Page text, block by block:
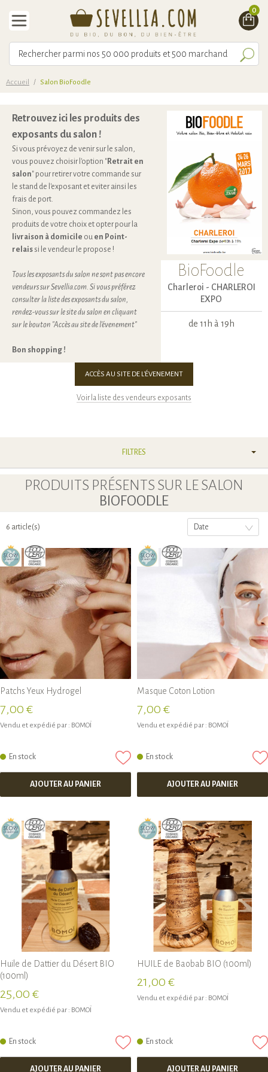
0
Accueil / Salon BioFoodle
Retrouvez ici les produits des
exposants du salon !
Si vous prévoyez de venir sur le salon,
vous pouvez choisir l'option "Retrait en
salon" pour retirer votre commande sur
le stand de l'exposant et eviter ainsi les
frais de port.
Sinon, vous pouvez commandez les
produits de votre choix et opter pour la
livraison à domicile ou en Point-
relais si le vendeur le propose !
Tous les exposants du salon ne sont pas encore
vendeurs sur Sevellia.com. Si vous préférez
consulter la liste des exposants du salon,
rendez-vous sur le site du salon en cliquant
sur le bouton "Accès au site de l'évenement"
Bon shopping !
BioFoodle
Charleroi - CHARLEROI
EXPO
de 11h à 19h
ACCÈS AU SITE DE L'ÉVENEMENT
Voir la liste des vendeurs exposants
FILTRES
PRODUITS PRÉSENTS SUR LE SALON
BIOFOODLE
6 article(s) Date
Patchs Yeux Hydrogel
7,00 €
Vendu et expédié par : BOMOÏ
En stock
AJOUTER AU PANIER
Masque Coton Lotion
7,00 €
Vendu et expédié par : BOMOÏ
En stock
AJOUTER AU PANIER
Huile de Dattier du Désert BIO
(100ml)
25,00 €
Vendu et expédié par : BOMOÏ
En stock
AJOUTER AU PANIER
HUILE de Baobab BIO (100ml)
21,00 €
Vendu et expédié par : BOMOÏ
En stock
AJOUTER AU PANIER